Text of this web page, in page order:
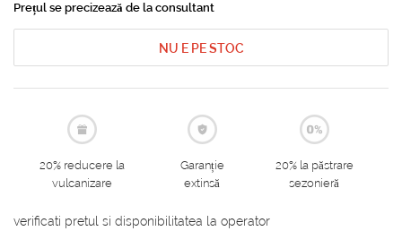
Prețul se precizează de la consultant
NU E PE STOC
20% reducere la
vulcanizare
Garanție
extinsă
20% la păstrare
sezonieră
verificati pretul si disponibilitatea la operator